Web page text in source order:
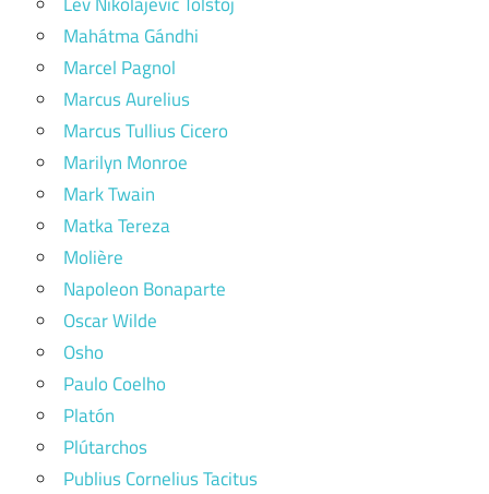
Mahátma Gándhi
Marcel Pagnol
Marcus Aurelius
Marcus Tullius Cicero
Marilyn Monroe
Mark Twain
Matka Tereza
Molière
Napoleon Bonaparte
Oscar Wilde
Osho
Paulo Coelho
Platón
Plútarchos
Publius Cornelius Tacitus